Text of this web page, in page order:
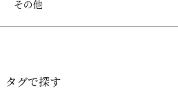
その他
タグで探す